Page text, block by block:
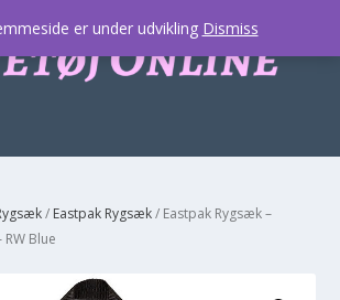
/ Eastpak Rygsæk/ Eastpak Rygsæk –
RW Blue
er under udvikling Dismiss